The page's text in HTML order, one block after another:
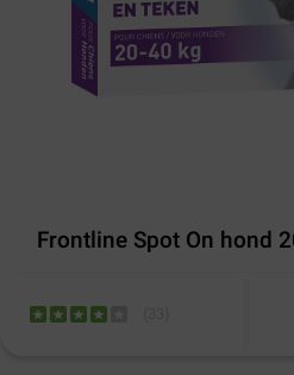
Frontline Spot On hond